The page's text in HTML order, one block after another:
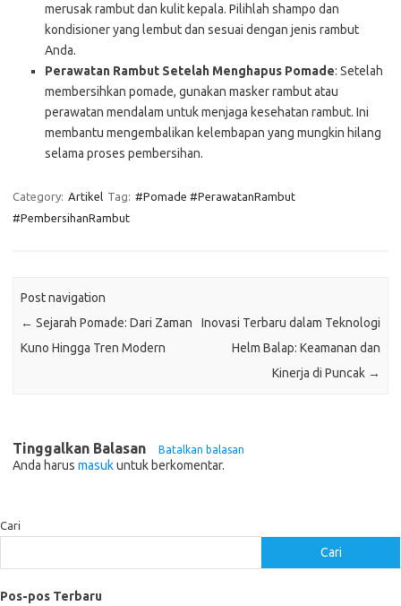
merusak rambut dan kulit kepala. Pilihlah shampo dan
kondisioner yang lembut dan sesuai dengan jenis rambut
Anda.
Perawatan Rambut Setelah Menghapus Pomade: Setelah
membersihkan pomade, gunakan masker rambut atau
perawatan mendalam untuk menjaga kesehatan rambut. Ini
membantu mengembalikan kelembapan yang mungkin hilang
selama proses pembersihan.
Category: Artikel Tag: #Pomade #PerawatanRambut
#PembersihanRambut
Post navigation
← Sejarah Pomade: Dari Zaman
Kuno Hingga Tren Modern
Inovasi Terbaru dalam Teknologi
Helm Balap: Keamanan dan
Kinerja di Puncak →
Tinggalkan Balasan Batalkan balasan
Anda harus masukuntuk berkomentar.
Cari
Cari
Pos-pos Terbaru